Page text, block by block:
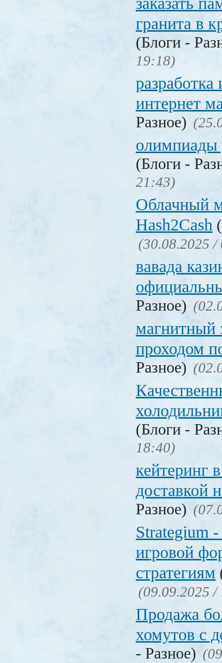
гранита в
(Блоги -
19:18)
интернет
Разное)
олимпиады
(Блоги -
21:43)
Облачный
Hash2Cash
(30.08.2025 /
вавада
Разное)
магнитный
проходом
Разное)
(Блоги -
18:40)
кейтеринг
доставкой
Разное)
Strategium
игровой
стратегиям
(09.09.2025 /
Продажа
хомутов с
- Разное)